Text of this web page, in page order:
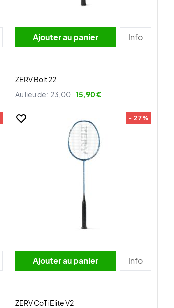
Ajouter au panier Info
ZERV Bolt 22
Au lieu de: 23,00 15,90 €
- 27%
Ajouter au panier Info
ZERV CoTi Elite V2